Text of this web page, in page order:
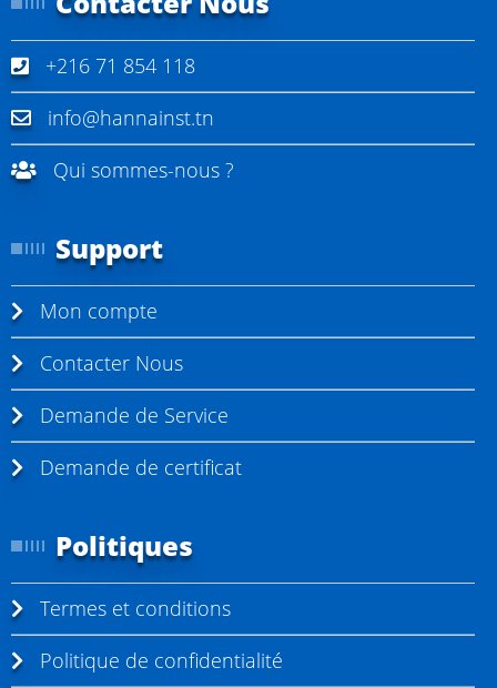
+216 71 854 118
info@hannainst.tn
Qui sommes-nous ?
Support
Mon compte
Contacter Nous
Demande de Service
Demande de certificat
Politiques
Termes et conditions
Politique de confidentialité